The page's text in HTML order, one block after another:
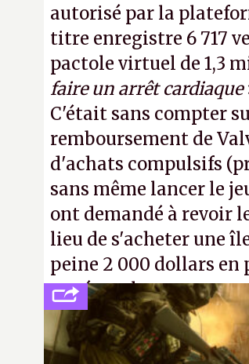
autorisé par la
titre enregistre 6 717
pactole virtuel de 1,3
faire un arrêt cardiaque
C'était sans compter
remboursement de
d'achats compulsifs
sans même lancer le
ont demandé à revoir
lieu de s'acheter une
peine 2 000 dollars en
payé que le temps
petits malins qu'on ne
facilement.P.